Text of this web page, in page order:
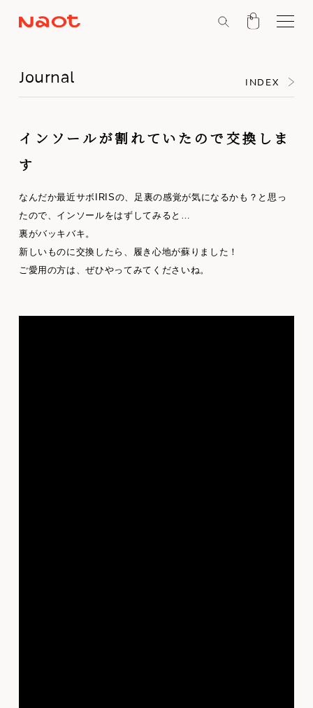
Journal INDEX
インソールが割れていたので交換しま
す
なんだか最近サボIRISの、足裏の感覚が気になるかも？と思っ
たので、インソールをはずしてみると…
裏がバッキバキ。
新しいものに交換したら、履き心地が蘇りました！
ご愛用の方は、ぜひやってみてくださいね。